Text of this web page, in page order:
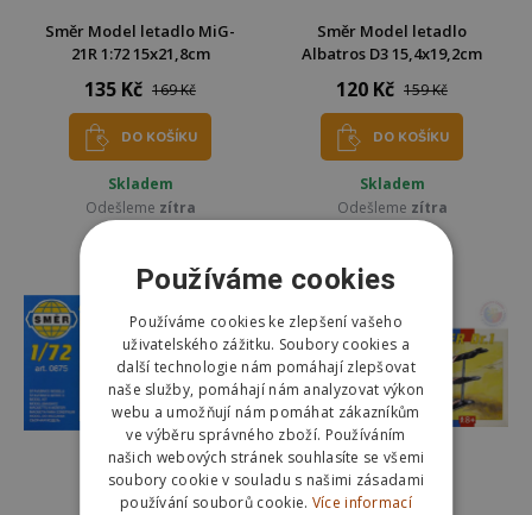
Směr Model letadlo MiG-
21R 1:72 15x21,8cm
135 Kč 169 Kč
DO KOŠÍKU
Skladem
Odešleme zítra
Směr Model letadlo
Albatros D3 15,4x19,2cm
120 Kč 159 Kč
DO KOŠÍKU
Skladem
Odešleme zítra
Používáme cookies
Používáme cookies ke zlepšení vašeho
uživatelského zážitku. Soubory cookies a
další technologie nám pomáhají zlepšovat
naše služby, pomáhají nám analyzovat výkon
webu a umožňují nám pomáhat zákazníkům
ve výběru správného zboží. Používáním
našich webových stránek souhlasíte se všemi
soubory cookie v souladu s našimi zásadami
používání souborů cookie. Více informací